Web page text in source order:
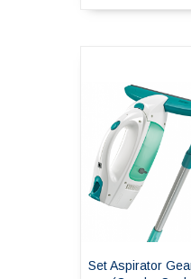
Set Aspirator